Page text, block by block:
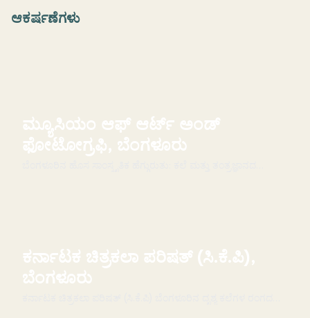
ಆಕರ್ಷಣೆಗಳು
ಮ್ಯೂಸಿಯಂ ಆಫ್ ಆರ್ಟ್ ಅಂಡ್
ಫೋಟೋಗ್ರಫಿ, ಬೆಂಗಳೂರು
ಕರ್ನಾಟಕ ಚಿತ್ರಕಲಾ ಪರಿಷತ್ (ಸಿ.ಕೆ.ಪಿ),
ಬೆಂಗಳೂರು